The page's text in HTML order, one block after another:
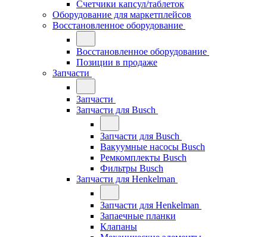
Счетчики капсул/таблеток
Оборудование для маркетплейсов
Восстановленное оборудование
Восстановленное оборудование
Позиции в продаже
Запчасти
Запчасти
Запчасти для Busch
Запчасти для Busch
Вакуумные насосы Busch
Ремкомплекты Busch
Фильтры Busch
Запчасти для Henkelman
Запчасти для Henkelman
Запаечные планки
Клапаны